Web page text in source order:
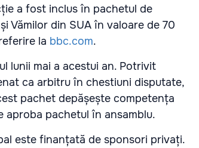
a fost inclus în pachetul de
Vămilor din SUA în valoare de 70
la bbc.com.
lunii mai a acestui an. Potrivit
ca arbitru în chestiuni disputate,
pachet depășește competența
pachetul în ansamblu.
este finanțată de sponsori privați.